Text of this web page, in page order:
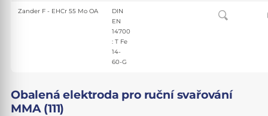
Zander F - EHCr 55 Mo OA
DIN
EN
14700
: T Fe
14-
60-G
Obalená elektroda pro ruční svařování
MMA (111)